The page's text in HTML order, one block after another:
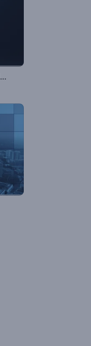
Animation de logo Étincelles de feu rapides